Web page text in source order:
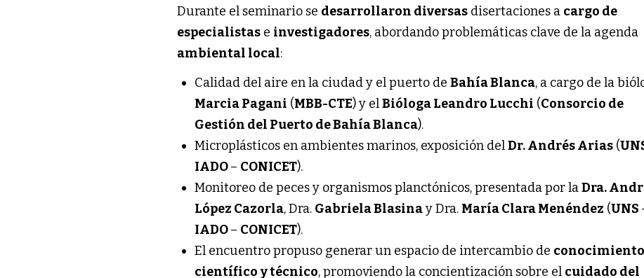
Durante el seminario se desarrollaron diversas disertaciones a cargo de
especialistas e investigadores, abordando problemáticas clave de la agenda
ambiental local:
Calidad del aire en la ciudad y el puerto deBahía Blanca, a cargo de la
Marcia Pagani (MBB-CTE) y elBióloga Leandro Lucchi (Consorcio de
Gestión del Puerto de Bahía Blanca).
Microplásticos en ambientes marinos, exposición delDr. Andrés Arias (
IADO– CONICET).
Monitoreo de peces y organismos planctónicos, presentada por laDra.
López Cazorla, Dra. Gabriela Blasinay Dra. María Clara Menéndez (UNS
IADO– CONICET).
El encuentro propuso generar un espacio de intercambio de conocimiento
científico y técnico, promoviendo la concientización sobre el cuidado del